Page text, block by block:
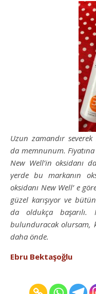
Uzun zamandır
da memnunum.
New Well’in oksidanı
yerde bu markanın
oksidanı New Well’ e
güzel karışıyor ve
da oldukça
bulunduracak olursam,
daha önde.
Ebru Bektaşoğlu